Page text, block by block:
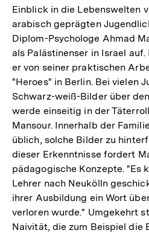
Einblick in die Lebenswelten
arabisch geprägten
Diplom-Psychologe Ahmad
als Palästinenser in Israel
er von seiner praktischen
"Heroes" in Berlin. Bei vielen
Schwarz-weiß-Bilder über
werde einseitig in der
Mansour. Innerhalb der
üblich, solche Bilder zu
dieser Erkenntnisse fordert
pädagogische Konzepte. "Es
Lehrer nach Neukölln
ihrer Ausbildung ein Wort
verloren wurde." Umgekehrt
Naivität, die zum Beispiel die